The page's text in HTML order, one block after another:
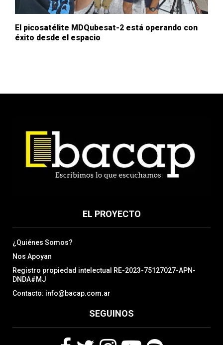
El picosatélite MDQubesat-2 está operando con
éxito desde el espacio
EL PROYECTO
¿Quiénes Somos?
Nos Apoyan
Registro propiedad intelectual RE-2023-75127027-APN-
DNDA#MJ
Contacto: info@bacap.com.ar
SEGUINOS